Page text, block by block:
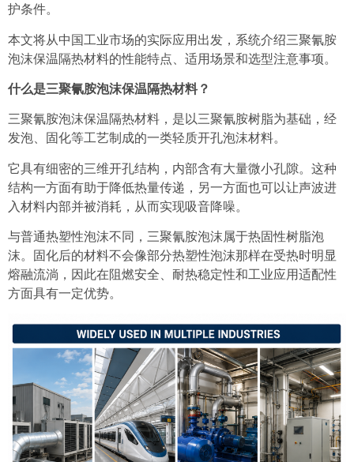
护条件。
本文将从中国工业市场的实际应用出发，系统介绍三聚氰胺
泡沫保温隔热材料的性能特点、适用场景和选型注意事项。
什么是三聚氰胺泡沫保温隔热材料？
三聚氰胺泡沫保温隔热材料，是以三聚氰胺树脂为基础，经
发泡、固化等工艺制成的一类轻质开孔泡沫材料。
它具有细密的三维开孔结构，内部含有大量微小孔隙。这种
结构一方面有助于降低热量传递，另一方面也可以让声波进
入材料内部并被消耗，从而实现吸音降噪。
与普通热塑性泡沫不同，三聚氰胺泡沫属于热固性树脂泡
沫。固化后的材料不会像部分热塑性泡沫那样在受热时明显
熔融流淌，因此在阻燃安全、耐热稳定性和工业应用适配性
方面具有一定优势。